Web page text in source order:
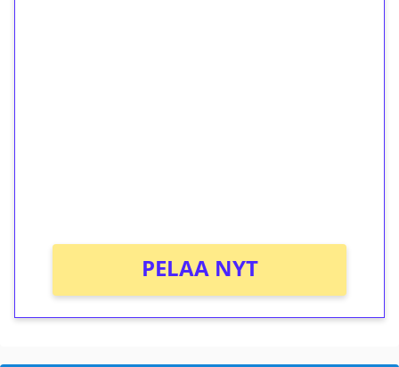
PELAA NYT